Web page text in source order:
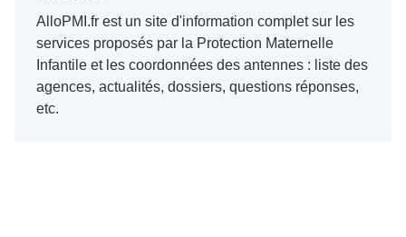
AlloPMI.fr est un site d'information complet sur les
services proposés par la Protection Maternelle
Infantile et les coordonnées des antennes : liste des
agences, actualités, dossiers, questions réponses,
etc.